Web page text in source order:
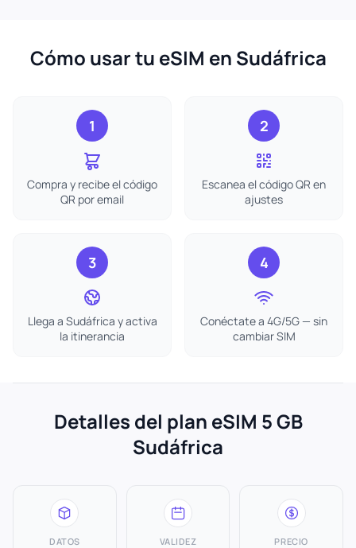
Cómo usar tu eSIM en Sudáfrica
1
Compra y recibe el código
QR por email
2
Escanea el código QR en
ajustes
3
Llega a Sudáfrica y activa
la itinerancia
4
Conéctate a 4G/5G — sin
cambiar SIM
Detalles del plan eSIM 5 GB
Sudáfrica
DATOS VALIDEZ PRECIO